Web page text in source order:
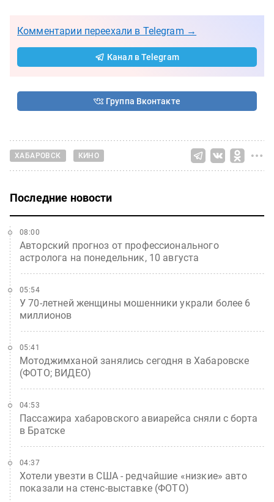
Комментарии переехали в Telegram →
Канал в Telegram
Группа Вконтакте
ХАБАРОВСК КИНО
Последние новости
Авторский прогноз от профессионального
астролога на понедельник, 10 августа
08:00
У 70-летней женщины мошенники украли более 6
миллионов
05:54
Мотоджимханой занялись сегодня в Хабаровске
(ФОТО; ВИДЕО)
05:41
Пассажира хабаровского авиарейса сняли с борта
в Братске
04:53
Хотели увезти в США - редчайшие «низкие» авто
показали на стенс-выставке (ФОТО)
04:37